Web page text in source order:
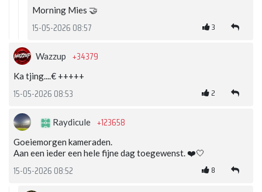
Morning Mies 🤝
15-05-2026 08:57 3
Wazzup +34379
Ka tjing....€ +++++
15-05-2026 08:53 2
Raydicule +123658
Goeiemorgen kameraden.
Aan een ieder een hele fijne dag toegewenst. ❤️🤍
15-05-2026 08:52 8